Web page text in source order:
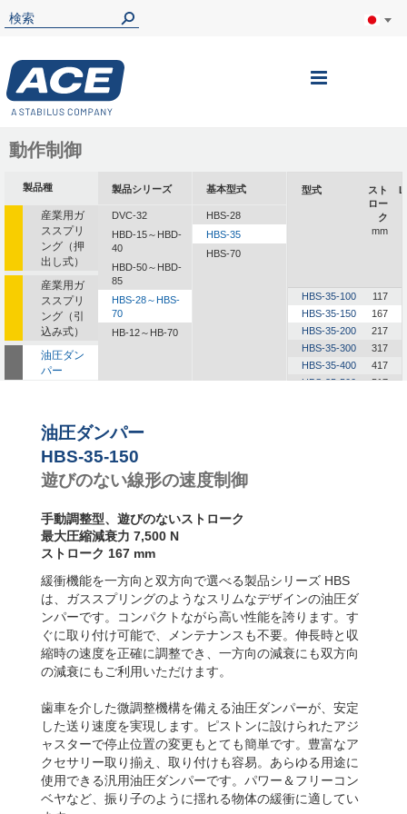
ナ
動作制御
製品種
産業用ガ
ススプリ
ング（押
出し式）
産業用ガ
ススプリ
ング（引
込み式）
油圧ダン
パー
ントロー
ラー
製品シリーズ
DVC-32
HBD-15～HBD-
40
HBD-50～HBD-
85
HBS-28～HBS-
70
HB-12～HB-70
基本型式
HBS-28
HBS-35
HBS-70
型式
スト
ロー
ク
mm
L
HBS-35-100
117
HBS-35-150
167
HBS-35-200
217
HBS-35-300
317
HBS-35-400
417
HBS-35-500
517
油圧ダンパー
HBS-35-150
遊びのない線形の速度制御
手動調整型、遊びのないストローク
最大圧縮減衰力 7,500 N
ストローク 167 mm
緩衝機能を一方向と双方向で選べる製品シリーズ HBS
は、ガススプリングのようなスリムなデザインの油圧ダ
ンパーです。コンパクトながら高い性能を誇ります。す
ぐに取り付け可能で、メンテナンスも不要。伸長時と収
縮時の速度を正確に調整でき、一方向の減衰にも双方向
の減衰にもご利用いただけます。
歯車を介した微調整機構を備える油圧ダンパーが、安定
した送り速度を実現します。ピストンに設けられたアジ
ャスターで停止位置の変更もとても簡単です。豊富なア
クセサリー取り揃え、取り付けも容易。あらゆる用途に
使用できる汎用油圧ダンパーです。パワー＆フリーコン
ベヤなど、振り子のように揺れる物体の緩衝に適してい